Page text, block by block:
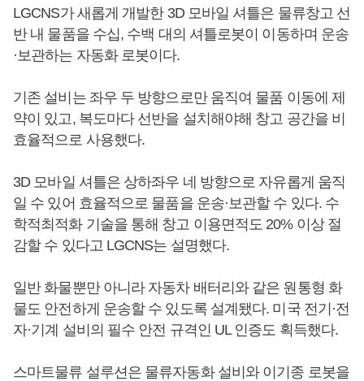
LGCNS가 새롭게 개발한 3D 모바일 셔틀은 물류창고 선
반 내 물품을 수십, 수백 대의 셔틀로봇이 이동하며 운송
·보관하는 자동화 로봇이다.
기존 설비는 좌우 두 방향으로만 움직여 물품 이동에 제
약이 있고, 복도마다 선반을 설치해야해 창고 공간을 비
효율적으로 사용했다.
3D 모바일 셔틀은 상하좌우 네 방향으로 자유롭게 움직
일 수 있어 효율적으로 물품을 운송·보관할 수 있다. 수
학적최적화 기술을 통해 창고 이용면적도 20% 이상 절
감할 수 있다고 LGCNS는 설명했다.
일반 화물뿐만 아니라 자동차 배터리와 같은 원통형 화
물도 안전하게 운송할 수 있도록 설계됐다. 미국 전기·전
자·기계 설비의 필수 안전 규격인 UL 인증도 획득했다.
스마트물류 설루션은 물류자동화 설비와 이기종 로봇을